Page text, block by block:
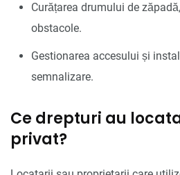
Curățarea drumului de
obstacole.
Gestionarea accesului și
semnalizare.
Ce drepturi au
privat?